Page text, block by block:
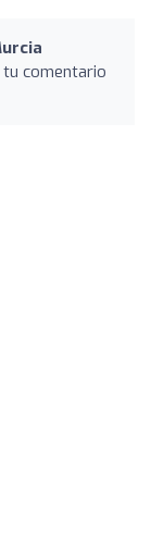
tu comentario